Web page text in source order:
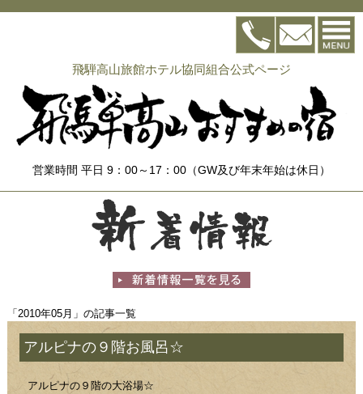
飛騨高山旅館ホテル協同組合公式ページ
営業時間 平日 9：00～17：00（GW及び年末年始は休日）
「2010年05月」の記事一覧
アルピナの９階お風呂☆
アルピナの９階の大浴場☆